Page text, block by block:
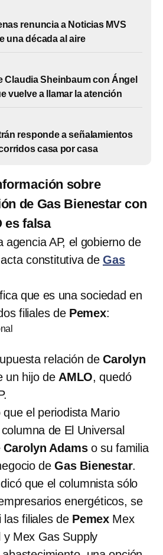
renuncia a Noticias MVS
una década al aire
Claudia Sheinbaum con Ángel
vuelve a llamar la atención
responde a señalamientos
casa por casa
sobre
de Gas Bienestar con
es falsa
agencia AP, el gobierno de
constitutiva de Gas
que es una sociedad en
filiales de Pemex:
relación deCarolyn
un hijo de AMLO, quedó
el periodista Mario
de El Universal
Carolyn Adamso su familia
deGas Bienestar.
que el columnista sólo
energéticos, se
las filiales de Pemex Mex
Mex Gas Supply